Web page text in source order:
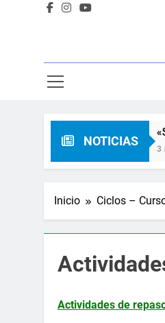
NOTICIAS
3 Meses
Inicio Ciclos –
Actividades de